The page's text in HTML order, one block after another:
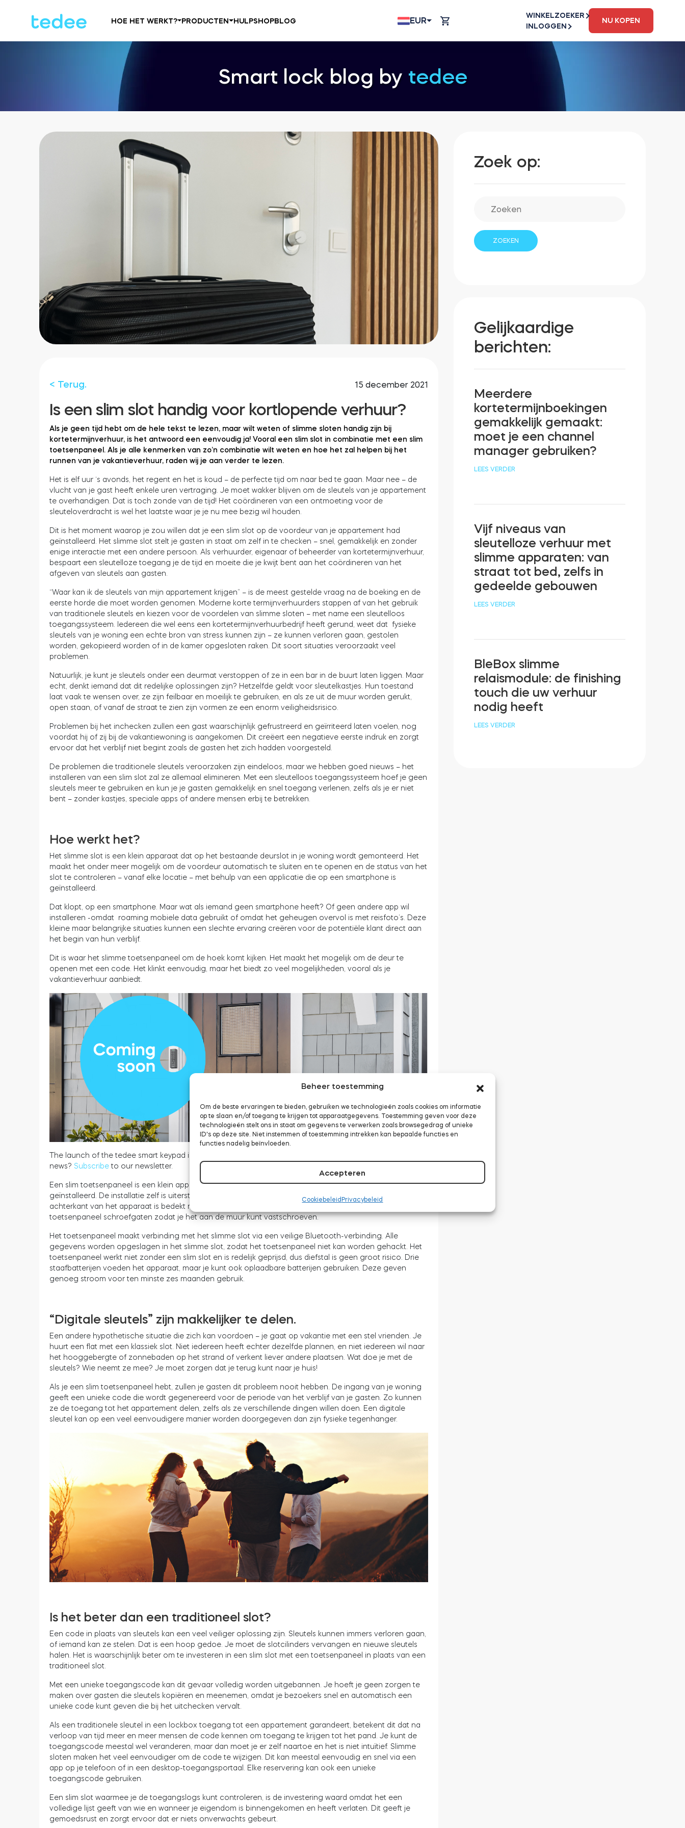
Beheer toestemming
Om de beste ervaringen te bieden, gebruiken we technologieën zoals cookies om informatie
op te slaan en/of toegang te krijgen tot apparaatgegevens. Toestemming geven voor deze
technologieën stelt ons in staat om gegevens te verwerken zoals browsegedrag of unieke
ID's op deze site. Niet instemmen of toestemming intrekken kan bepaalde functies en
functies nadelig beïnvloeden.
Accepteren
Cookiebeleid Privacybeleid
HOE HET WERKT? PRODUCTEN HULPSHOPBLOG EUR
WINKELZOEKER
INLOGGEN
NU KOPEN
Smart lock blog by tedee
< Terug. 15 december 2021
Is een slim slot handig voor kortlopende verhuur?
Als je geen tijd hebt om de hele tekst te lezen, maar wilt weten of slimme sloten handig zijn bij
kortetermijnverhuur, is het antwoord een eenvoudig ja! Vooral een slim slot in combinatie met een slim
toetsenpaneel. Als je alle kenmerken van zo’n combinatie wilt weten en hoe het zal helpen bij het
runnen van je vakantieverhuur, raden wij je aan verder te lezen.
Het is elf uur ‘s avonds, het regent en het is koud – de perfecte tijd om naar bed te gaan. Maar nee – de
vlucht van je gast heeft enkele uren vertraging. Je moet wakker blijven om de sleutels van je appartement
te overhandigen. Dat is toch zonde van de tijd! Het coördineren van een ontmoeting voor de
sleuteloverdracht is wel het laatste waar je je nu mee bezig wil houden.
Dit is het moment waarop je zou willen dat je een slim slot op de voordeur van je appartement had
geïnstalleerd. Het slimme slot stelt je gasten in staat om zelf in te checken – snel, gemakkelijk en zonder
enige interactie met een andere persoon. Als verhuurder, eigenaar of beheerder van kortetermijnverhuur,
bespaart een sleutelloze toegang je de tijd en moeite die je kwijt bent aan het coördineren van het
afgeven van sleutels aan gasten.
“Waar kan ik de sleutels van mijn appartement krijgen” – is de meest gestelde vraag na de boeking en de
eerste horde die moet worden genomen. Moderne korte termijnverhuurders stappen af van het gebruik
van traditionele sleutels en kiezen voor de voordelen van slimme sloten – met name een sleutelloos
toegangssysteem. Iedereen die wel eens een kortetermijnverhuurbedrijf heeft gerund, weet dat fysieke
sleutels van je woning een echte bron van stress kunnen zijn – ze kunnen verloren gaan, gestolen
worden, gekopieerd worden of in de kamer opgesloten raken. Dit soort situaties veroorzaakt veel
problemen.
Natuurlijk, je kunt je sleutels onder een deurmat verstoppen of ze in een bar in de buurt laten liggen. Maar
echt, denkt iemand dat dit redelijke oplossingen zijn? Hetzelfde geldt voor sleutelkastjes. Hun toestand
laat vaak te wensen over, ze zijn feilbaar en moeilijk te gebruiken, en als ze uit de muur worden gerukt,
open staan, of vanaf de straat te zien zijn vormen ze een enorm veiligheidsrisico.
Problemen bij het inchecken zullen een gast waarschijnlijk gefrustreerd en geïrriteerd laten voelen, nog
voordat hij of zij bij de vakantiewoning is aangekomen. Dit creëert een negatieve eerste indruk en zorgt
ervoor dat het verblijf niet begint zoals de gasten het zich hadden voorgesteld.
De problemen die traditionele sleutels veroorzaken zijn eindeloos, maar we hebben goed nieuws – het
installeren van een slim slot zal ze allemaal elimineren. Met een sleutelloos toegangssysteem hoef je geen
sleutels meer te gebruiken en kun je je gasten gemakkelijk en snel toegang verlenen, zelfs als je er niet
bent – zonder kastjes, speciale apps of andere mensen erbij te betrekken.
Hoe werkt het?
Het slimme slot is een klein apparaat dat op het bestaande deurslot in je woning wordt gemonteerd. Het
maakt het onder meer mogelijk om de voordeur automatisch te sluiten en te openen en de status van het
slot te controleren – vanaf elke locatie – met behulp van een applicatie die op een smartphone is
geïnstalleerd.
Dat klopt, op een smartphone. Maar wat als iemand geen smartphone heeft? Of geen andere app wil
installeren -omdat roaming mobiele data gebruikt of omdat het geheugen overvol is met reisfoto’s. Deze
kleine maar belangrijke situaties kunnen een slechte ervaring creëren voor de potentiële klant direct aan
het begin van hun verblijf.
Dit is waar het slimme toetsenpaneel om de hoek komt kijken. Het maakt het mogelijk om de deur te
openen met een code. Het klinkt eenvoudig, maar het biedt zo veel mogelijkheden, vooral als je
vakantieverhuur aanbiedt.
The launch of the tedee smart keypad is fast approaching. Do you want to be up to date with all the
news? Subscribe to our newsletter.
Een slim toetsenpaneel is een klein apparaat dat in de buurt van het slimme slot buiten je voordeur wordt
geïnstalleerd. De installatie zelf is uiterst eenvoudig en duurt enkele minuten – het oppervlak van de
achterkant van het apparaat is bedekt met plakband. Als je meer veiligheid wilt, heeft het slimme
toetsenpaneel schroefgaten zodat je het aan de muur kunt vastschroeven.
Het toetsenpaneel maakt verbinding met het slimme slot via een veilige Bluetooth-verbinding. Alle
gegevens worden opgeslagen in het slimme slot, zodat het toetsenpaneel niet kan worden gehackt. Het
toetsenpaneel werkt niet zonder een slim slot en is redelijk geprijsd, dus diefstal is geen groot risico. Drie
staafbatterijen voeden het apparaat, maar je kunt ook oplaadbare batterijen gebruiken. Deze geven
genoeg stroom voor ten minste zes maanden gebruik.
“Digitale sleutels” zijn makkelijker te delen.
Een andere hypothetische situatie die zich kan voordoen – je gaat op vakantie met een stel vrienden. Je
huurt een flat met een klassiek slot. Niet iedereen heeft echter dezelfde plannen, en niet iedereen wil naar
het hooggebergte of zonnebaden op het strand of verkent liever andere plaatsen. Wat doe je met de
sleutels? Wie neemt ze mee? Je moet zorgen dat je terug kunt naar je huis!
Als je een slim toetsenpaneel hebt, zullen je gasten dit probleem nooit hebben. De ingang van je woning
geeft een unieke code die wordt gegenereerd voor de periode van het verblijf van je gasten. Zo kunnen
ze de toegang tot het appartement delen, zelfs als ze verschillende dingen willen doen. Een digitale
sleutel kan op een veel eenvoudigere manier worden doorgegeven dan zijn fysieke tegenhanger.
Is het beter dan een traditioneel slot?
Een code in plaats van sleutels kan een veel veiliger oplossing zijn. Sleutels kunnen immers verloren gaan,
of iemand kan ze stelen. Dat is een hoop gedoe. Je moet de slotcilinders vervangen en nieuwe sleutels
halen. Het is waarschijnlijk beter om te investeren in een slim slot met een toetsenpaneel in plaats van een
traditioneel slot.
Met een unieke toegangscode kan dit gevaar volledig worden uitgebannen. Je hoeft je geen zorgen te
maken over gasten die sleutels kopiëren en meenemen, omdat je bezoekers snel en automatisch een
unieke code kunt geven die bij het uitchecken vervalt.
Als een traditionele sleutel in een lockbox toegang tot een appartement garandeert, betekent dit dat na
verloop van tijd meer en meer mensen de code kennen om toegang te krijgen tot het pand. Je kunt de
toegangscode meestal wel veranderen, maar dan moet je er zelf naartoe en het is niet intuïtief. Slimme
sloten maken het veel eenvoudiger om de code te wijzigen. Dit kan meestal eenvoudig en snel via een
app op je telefoon of in een desktop-toegangsportaal. Elke reservering kan ook een unieke
toegangscode gebruiken.
Een slim slot waarmee je de toegangslogs kunt controleren, is de investering waard omdat het een
volledige lijst geeft van wie en wanneer je eigendom is binnengekomen en heeft verlaten. Dit geeft je
gemoedsrust en zorgt ervoor dat er niets onverwachts gebeurt.
Zoek op:
Gelijkaardige
berichten:
Meerdere
kortetermijnboekingen
gemakkelijk gemaakt:
moet je een channel
manager gebruiken?
LEES VERDER
Vijf niveaus van
sleutelloze verhuur met
slimme apparaten: van
straat tot bed, zelfs in
gedeelde gebouwen
LEES VERDER
BleBox slimme
relaismodule: de finishing
touch die uw verhuur
nodig heeft
LEES VERDER